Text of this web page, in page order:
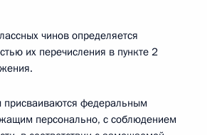
чинов определяется
их перечисления в пункте 2
федеральным
персонально, с соблюдением